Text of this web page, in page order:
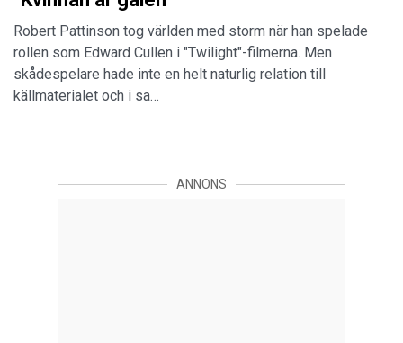
Robert Pattinson tog världen med storm när han spelade
rollen som Edward Cullen i "Twilight"-filmerna. Men
skådespelare hade inte en helt naturlig relation till
källmaterialet och i sa…
ANNONS